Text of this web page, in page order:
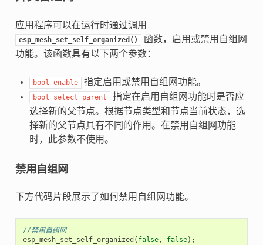
应用程序可以在运行时通过调用
esp_mesh_set_self_organized()
函数，启用或禁用自组网
功能。该函数具有以下两个参数：
bool enable 指定启用或禁用自组网功能。
bool select_parent
指定在启用自组网功能时是否应
选择新的父节点。根据节点类型和节点当前状态，选
择新的父节点具有不同的作用。在禁用自组网功能
时，此参数不使用。
禁用自组网
下方代码片段展示了如何禁用自组网功能。
//禁用自组网
esp_mesh_set_self_organized ( false, false);